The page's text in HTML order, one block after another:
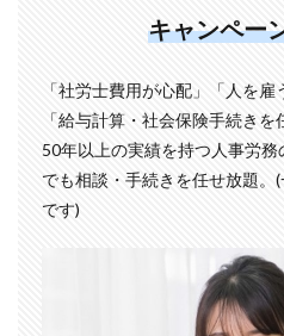
キャンペー
「社労士費用が心配」「人を雇
「給与計算・社会保険手続きを
50年以上の実績を持つ人事労
でも相談・手続きを任せ放題。
です)